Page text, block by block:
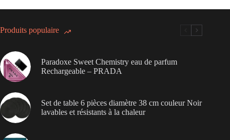
Produits populaire
Paradoxe Sweet Chemistry eau de parfum
Rechargeable – PRADA
Set de table 6 pièces diamètre 38 cm couleur Noir
lavables et résistants à la chaleur